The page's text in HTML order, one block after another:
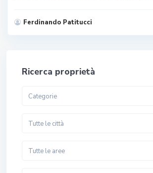
Ferdinando Patitucci
Ricerca proprietà
Categorie
Tutte le città
Tutte le aree